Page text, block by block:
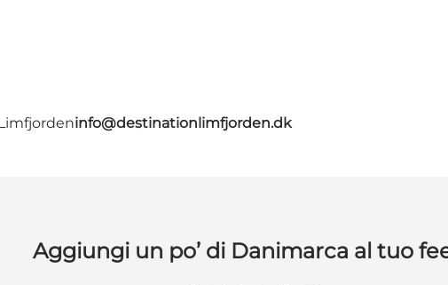
info@destinationlimfjorden.dk
Aggiungi un po’ di Danimarca al tuo